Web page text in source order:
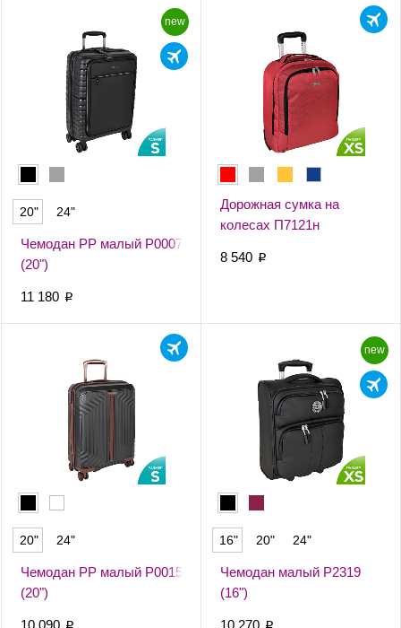
new
20" 24"
Чемодан PP малый Р0007
(20")
11 180 p
Дорожная сумка на
колесах П7121н
8 540 p
20" 24"
Чемодан PP малый Р0015
(20")
10 090 p
new
16" 20" 24"
Чемодан малый Р2319
(16")
10 270 p